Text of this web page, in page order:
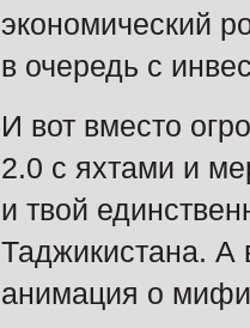
экономический
в очередь с
И вот вместо
2.0 с яхтами и
и твой
Таджикистана. А
анимация о